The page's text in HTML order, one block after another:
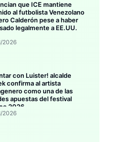
que ICE mantiene
al futbolista Venezolano
Calderón pese a haber
legalmente a EE.UU.
2026
con Luister! alcalde
confirma al artista
como una de las
apuestas del festival
2026
2026